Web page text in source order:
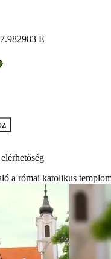
E
a római katolikus